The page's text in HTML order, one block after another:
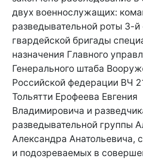
двух военнослужащих:
разведывательной роты 3-й
гвардейской бригады
назначения Главного
Генерального штаба
Российской федерации ВЧ
Тольятти Ерофеева Евгения
Владимировича и
разведывательной группы
Александра Анатольевича,
и подозреваемых в